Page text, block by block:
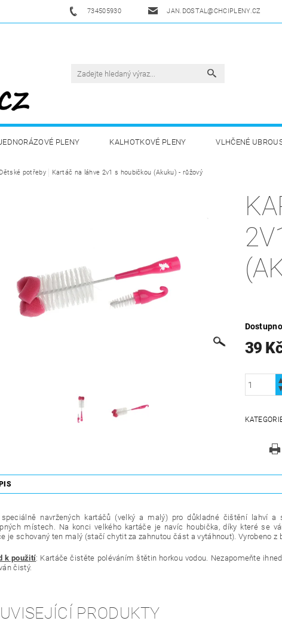
734505930 JAN.DOSTAL@CHCIPLENY.CZ
PLENY KALHOTKOVÉ PLENY VLHČENÉ
DĚTSKÁ VÝŽIVA ZDRAVÁ A SPORTOVNÍ VÝŽIVA
KONTAKTY
Dětské potřeby Kartáč na láhve 2v1 s houbičkou (Akuku) - růžový
39
navržených kartáčů (velký a malý) pro důkladné čištění lahví a
místech. Na konci velkého kartáče je navíc houbička, díky které se
je schovaný ten malý (stačí chytit za zahnutou část a vytáhnout).Vyrobeno z
k použití: Kartáče čistěte poléváním štětin horkou vodou. Nezapomeňte
čistý.
PRODUKTY